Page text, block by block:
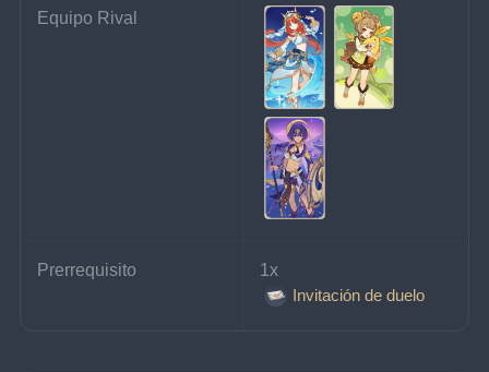
Equipo Rival
Prerrequisito
1x
Invitación de duelo